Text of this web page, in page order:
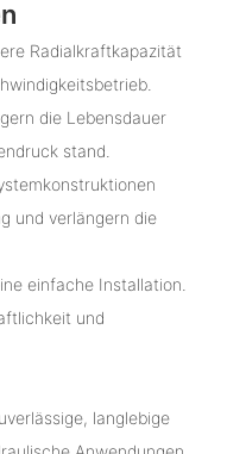
Radialkraftkapazität
die Lebensdauer
stand.
und verlängern die
einfache Installation.
und
langlebige